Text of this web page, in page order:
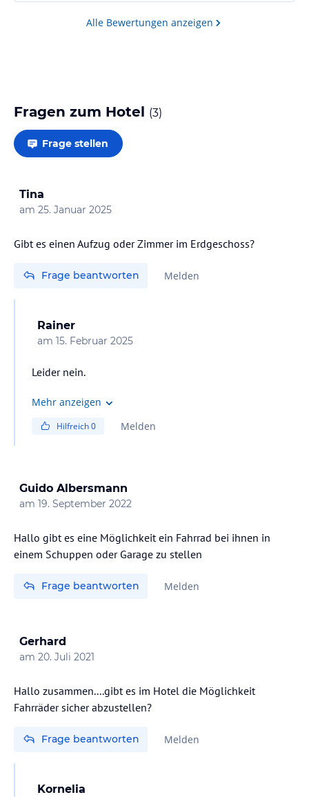
Alle Bewertungen anzeigen
Fragen zum Hotel (3)
Frage stellen
Tina
am 25. Januar 2025
Gibt es einen Aufzug oder Zimmer im Erdgeschoss?
Frage beantworten Melden
Rainer
am 15. Februar 2025
Leider nein.
Mehr anzeigen
Hilfreich0 Melden
Guido Albersmann
am 19. September 2022
Hallo gibt es eine Möglichkeit ein Fahrrad bei ihnen in
einem Schuppen oder Garage zu stellen
Frage beantworten Melden
Gerhard
am 20. Juli 2021
Hallo zusammen....gibt es im Hotel die Möglichkeit
Fahrräder sicher abzustellen?
Frage beantworten Melden
Kornelia